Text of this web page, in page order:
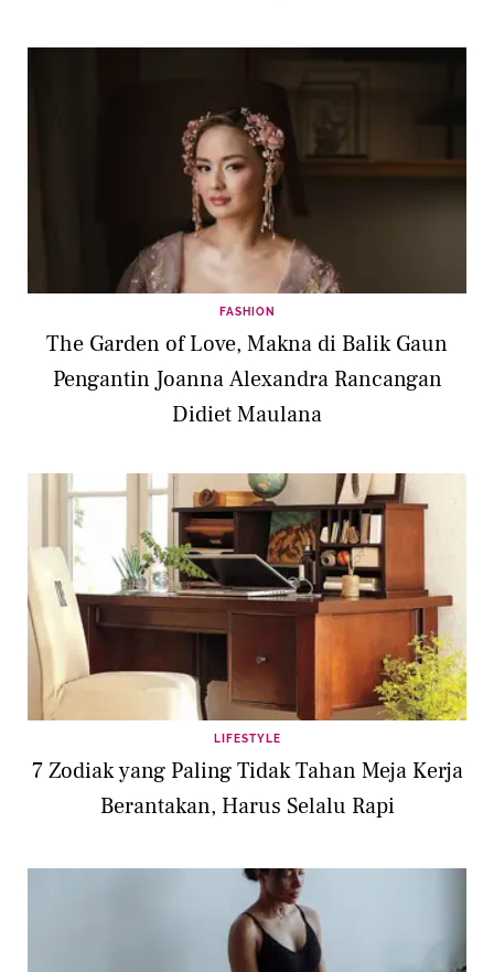
FASHION
The Garden of Love, Makna di Balik Gaun
Pengantin Joanna Alexandra Rancangan
Didiet Maulana
LIFESTYLE
7 Zodiak yang Paling Tidak Tahan Meja Kerja
Berantakan, Harus Selalu Rapi